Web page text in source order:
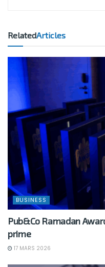
RelatedArticles
BUSINESS
Pub&Co Ramadan
prime
17 MARS 2026